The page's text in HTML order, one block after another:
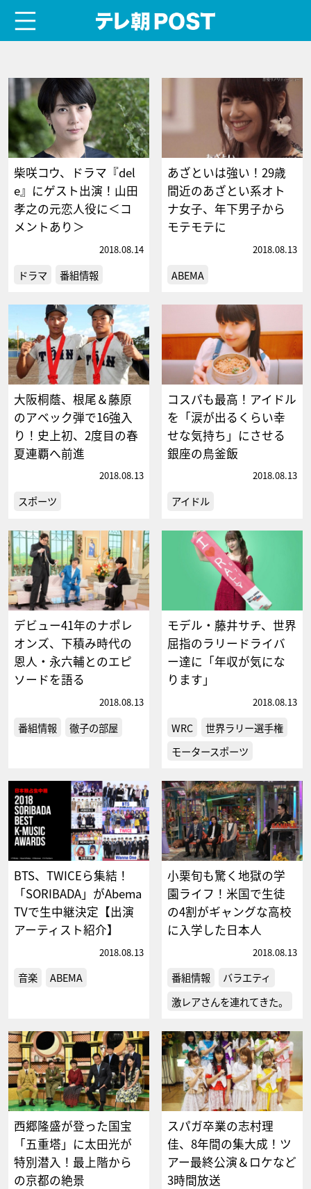
柴咲コウ、ドラマ『del
e』にゲスト出演！山田
孝之の元恋人役に＜コ
メントあり＞
2018.08.14
ドラマ 番組情報
あざといは強い！29歳
間近のあざとい系オト
ナ女子、年下男子から
モテモテに
2018.08.13
ABEMA
大阪桐蔭、根尾＆藤原
のアベック弾で16強入
り！史上初、2度目の春
夏連覇へ前進
2018.08.13
スポーツ
コスパも最高！アイドル
を「涙が出るくらい幸
せな気持ち」にさせる
銀座の鳥釜飯
2018.08.13
アイドル
デビュー41年のナポレ
オンズ、下積み時代の
恩人・永六輔とのエピ
ソードを語る
2018.08.13
番組情報 徹子の部屋
モデル・藤井サチ、世界
屈指のラリードライバ
ー達に「年収が気にな
ります」
2018.08.13
WRC
世界ラリー選手権
モータースポーツ
BTS、TWICEら集結！
「SORIBADA」がAbema
TVで生中継決定【出演
アーティスト紹介】
2018.08.13
音楽 ABEMA
小栗旬も驚く地獄の学
園ライフ！米国で生徒
の4割がギャングな高校
に入学した日本人
2018.08.13
番組情報
バラエティ
激レアさんを連れてきた。
西郷隆盛が登った国宝
「五重塔」に太田光が
特別潜入！最上階から
の京都の絶景
スパガ卒業の志村理
佳、8年間の集大成！ツ
アー最終公演＆ロケなど
3時間放送